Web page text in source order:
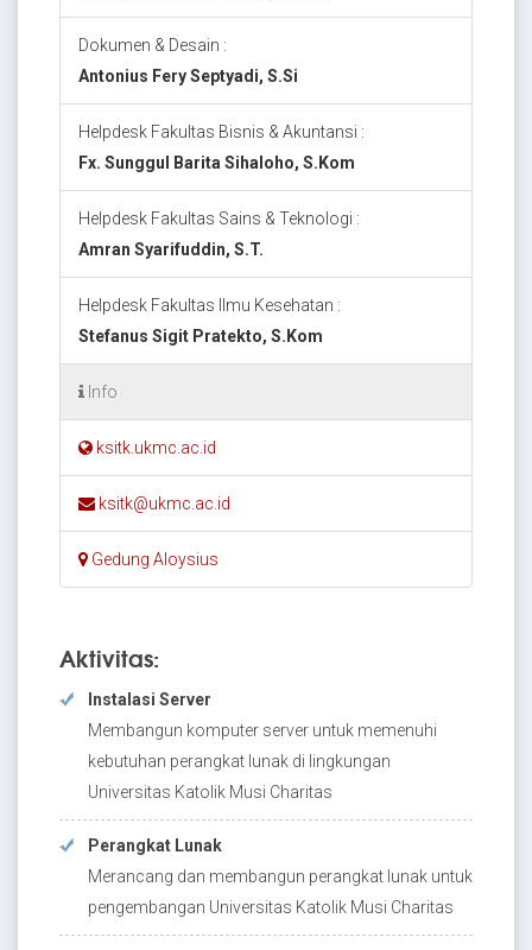
Dokumen & Desain :
Antonius Fery Septyadi, S.Si
Helpdesk Fakultas Bisnis & Akuntansi :
Fx. Sunggul Barita Sihaloho, S.Kom
Helpdesk Fakultas Sains & Teknologi :
Amran Syarifuddin, S.T.
Helpdesk Fakultas Ilmu Kesehatan :
Stefanus Sigit Pratekto, S.Kom
Info
ksitk.ukmc.ac.id
ksitk@ukmc.ac.id
Gedung Aloysius
Aktivitas:
Instalasi Server
Membangun komputer server untuk memenuhi
kebutuhan perangkat lunak di lingkungan
Universitas Katolik Musi Charitas
Perangkat Lunak
Merancang dan membangun perangkat lunak untuk
pengembangan Universitas Katolik Musi Charitas